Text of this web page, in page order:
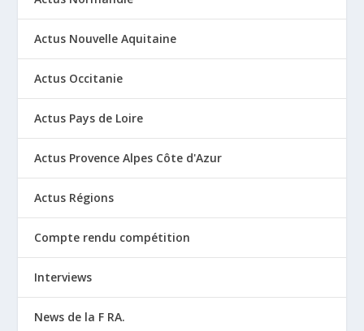
Actus Nouvelle Aquitaine
Actus Occitanie
Actus Pays de Loire
Actus Provence Alpes Côte d'Azur
Actus Régions
Compte rendu compétition
Interviews
News de la F RA.